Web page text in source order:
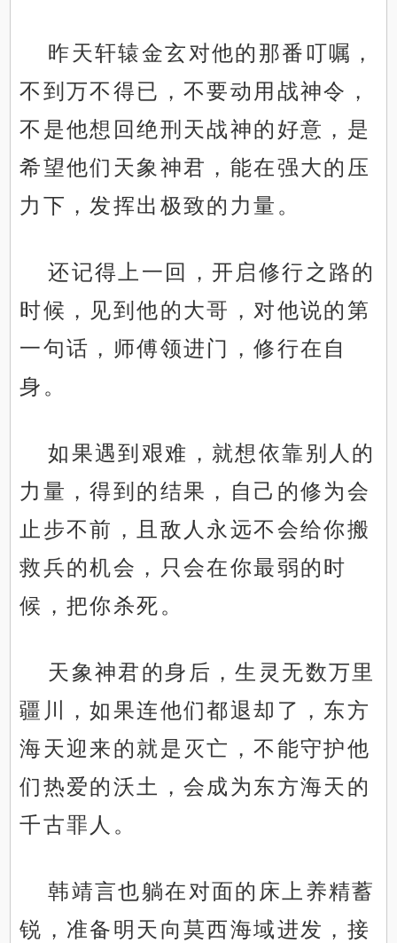
昨天轩辕金玄对他的那番叮嘱，
不到万不得已，不要动用战神令，
不是他想回绝刑天战神的好意，是
希望他们天象神君，能在强大的压
力下，发挥出极致的力量。
还记得上一回，开启修行之路的
时候，见到他的大哥，对他说的第
一句话，师傅领进门，修行在自
身。
如果遇到艰难，就想依靠别人的
力量，得到的结果，自己的修为会
止步不前，且敌人永远不会给你搬
救兵的机会，只会在你最弱的时
候，把你杀死。
天象神君的身后，生灵无数万里
疆川，如果连他们都退却了，东方
海天迎来的就是灭亡，不能守护他
们热爱的沃土，会成为东方海天的
千古罪人。
韩靖言也躺在对面的床上养精蓄
锐，准备明天向莫西海域进发，接